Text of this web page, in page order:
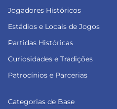
Jogadores Históricos
Estádios e Locais de Jogos
Partidas Históricas
Curiosidades e Tradições
Patrocínios e Parcerias
Categorias de Base